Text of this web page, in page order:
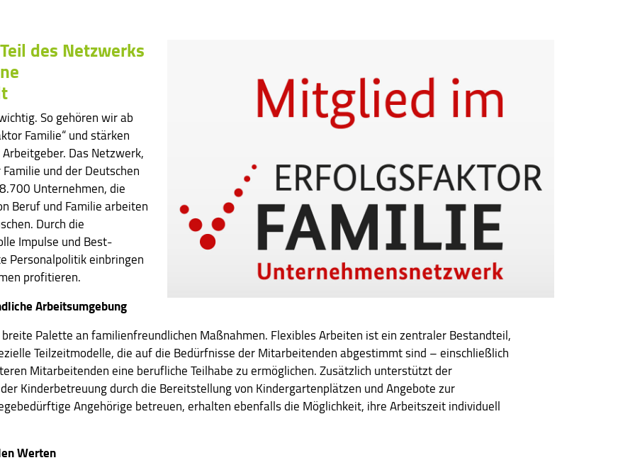
des Netzwerks
So gehören wir ab
Familie“ und stärken
Das Netzwerk,
und der Deutschen
Unternehmen, die
Beruf und Familie arbeiten
Durch die
Impulse und Best-
Personalpolitik einbringen
profitieren.
Arbeitsumgebung
Palette an familienfreundlichen Maßnahmen. Flexibles Arbeiten ist ein zentraler Bestandteil,
Teilzeitmodelle, die auf die Bedürfnisse der Mitarbeitenden abgestimmt sind – einschließlich
Mitarbeitenden eine berufliche Teilhabe zu ermöglichen. Zusätzlich unterstützt der
Kinderbetreuung durch die Bereitstellung von Kindergartenplätzen und Angebote zur
Angehörige betreuen, erhalten ebenfalls die Möglichkeit, ihre Arbeitszeit individuell
Werten